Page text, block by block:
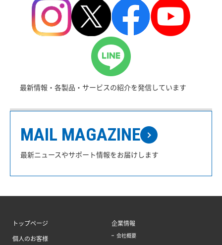
最新情報・各製品・サービスの紹介を発信しています
MAIL MAGAZINE
最新ニュースやサポート情報をお届けします
トップページ
個人のお客様
企業情報
会社概要